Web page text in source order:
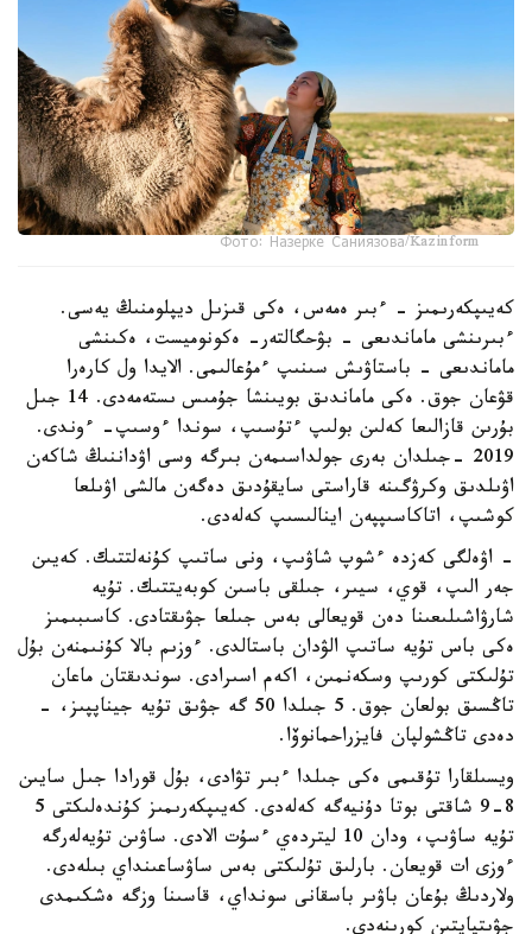
Фото: Назерке Саниязова/Kazinform
كەيىپكەرىمىز - ءبىر ەمەس، ەكى قىزىل ديپلومنىڭ يەسى.
ءبىرىنشى ماماندىعى - بۋحگالتەر- ەكونوميست، ەكىنشى
ماماندىعى - باستاۋىش سىنىپ ءمۇعالىمى. الايدا ول كارەرا
قۋعان جوق. ەكى ماماندىق بويىنشا جۇمىس ىستەمەدى. 14 جىل
بۇرىن قازالىعا كەلىن بولىپ ءتۇسىپ، سوندا ءوسىپ- ءوندى.
2019 -جىلدان بەرى جولداسىمەن بىرگە وسى اۋداننىڭ شاكەن
اۋىلدىق وكرۋگىنە قاراستى سايقۇدىق دەگەن مالشى اۋىلعا
كوشىپ، اتاكاسىپپەن اينالىسىپ كەلەدى.
- اۋەلگى كەزدە ءشوپ شاۋىپ، ونى ساتىپ كۇنەلتتىك. كەيىن
جەر الىپ، قوي، سيىر، جىلقى باسىن كوبەيتتىك. تۇيە
شارۋاشىلىعىنا دەن قويعالى بەس جىلعا جۋىقتادى. كاسىبىمىز
ەكى باس تۇيە ساتىپ الۋدان باستالدى. ءوزىم بالا كۇنىمنەن بۇل
تۇلىكتى كورىپ وسكەنمىن، اكەم اسىرادى. سوندىقتان ماعان
تاڭسىق بولعان جوق. 5 جىلدا 50 گە جۋىق تۇيە جيناپپىز، -
دەدى تاڭشولپان فايزراحمانوۆا.
ويسىلقارا تۇقىمى ەكى جىلدا ءبىر تۋادى، بۇل قورادا جىل سايىن
8-9 شاقتى بوتا دۇنيەگە كەلەدى. كەيىپكەرىمىز كۇندەلىكتى 5
تۇيە ساۋىپ، ودان 10 ليتردەي ءسۇت الادى. ساۋىن تۇيەلەرگە
ءوزى ات قويعان. بارلىق تۇلىكتى بەس ساۋساعىنداي بىلەدى.
ولاردىڭ بۇعان باۋىر باسقانى سونداي، قاسىنا وزگە ەشكىمدى
جۋىتپايتىن كورىنەدى.